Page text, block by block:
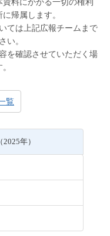
帰属します。
は上記広報チームまで
い。
確認させていただく場
覧
年）